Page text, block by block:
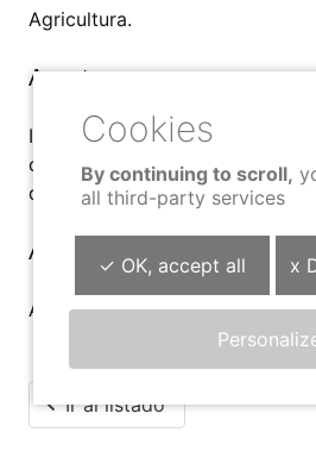
Agricultura.
Asunto
Imposibilidad de
comunales adjudicados y
derivados.
Autoridad responsable
Alcalde del Ayuntamiento de
Ir al listado
By continuing to scroll,
all third-party services
✓ OK, accept all x